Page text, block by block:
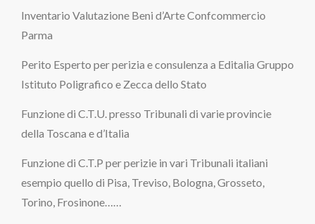
Inventario Valutazione Beni d’Arte Confcommercio
Parma
Perito Esperto per perizia e consulenza a Editalia Gruppo
Istituto Poligrafico e Zecca dello Stato
Funzione di C.T.U. presso Tribunali di varie provincie
della Toscana e d’Italia
Funzione di C.T.P per perizie in vari Tribunali italiani
esempio quello di Pisa, Treviso, Bologna, Grosseto,
Torino, Frosinone……